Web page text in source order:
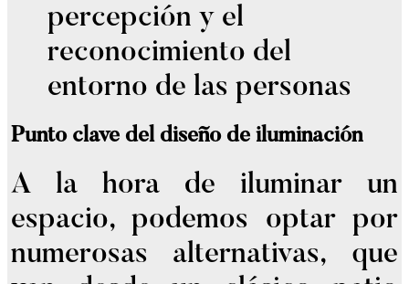
percepción y el
reconocimiento del
entorno de las personas
Punto clave del diseño de iluminación
A la hora de iluminar un
espacio, podemos optar por
numerosas alternativas, que